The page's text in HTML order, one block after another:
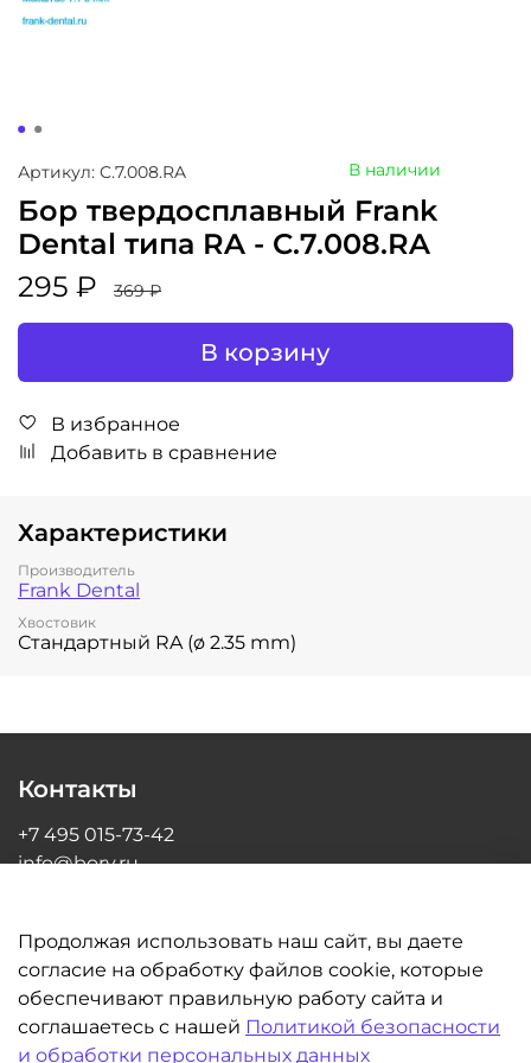
Артикул: C.7.008.RA В наличии
Бор твердосплавный Frank
Dental типа RA - C.7.008.RA
295 ₽
369 ₽
В корзину
В избранное
Добавить в сравнение
Характеристики
Производитель
Frank Dental
Хвостовик
Стандартный RA (ø 2.35 mm)
Информация
Контакты
+7 495 015-73-42
info@bory.ru
Продолжая использовать наш сайт, вы даете
согласие на обработку файлов cookie, которые
обеспечивают правильную работу сайта и
соглашаетесь с нашей Политикой безопасности
и обработки персональных данных